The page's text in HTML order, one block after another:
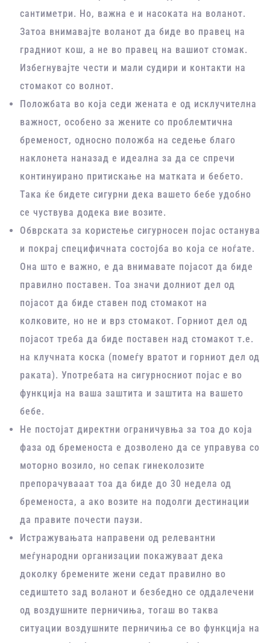
сантиметри. Но, важна е и насоката на воланот.
Затоа внимавајте воланот да биде во правец на
градниот кош, а не во правец на вашиот стомак.
Избегнувајте чести и мали судири и контакти на
стомакот со волнот.
Положбата во која седи жената е од исклучителна
важност, особено за жените со проблемтична
бременост, односно положба на седење благо
наклонета наназад е идеална за да се спречи
континуирано притискање на матката и бебето.
Така ќе бидете сигурни дека вашето бебе удобно
се чуствува додека вие возите.
Обврската за користење сигурносен појас останува
и покрај специфичната состојба во која се ноѓате.
Она што е важно, е да внимавате појасот да биде
правилно поставен. Тоа значи долниот дел од
појасот да биде ставен под стомакот на
колковите, но не и врз стомакот. Горниот дел од
појасот треба да биде поставен над стомакот т.е.
на клучната коска (помеѓу вратот и горниот дел од
раката). Употребата на сигурносниот појас е во
функција на ваша заштита и заштита на вашето
бебе.
Не постојат директни ограничувња за тоа до која
фаза од бременоста е дозволено да се управува со
моторно возило, но сепак гинеколозите
препорачувааат тоа да биде до 30 недела од
бременоста, а ако возите на подолги дестинации
да правите почести паузи.
Истражувањата направени од релевантни
меѓународни организации покажуваат дека
доколку бремените жени седат правилно во
седиштето зад воланот и безбедно се оддалечени
од воздушните перничиња, тогаш во таква
ситуации воздушните перничиња се во функција на